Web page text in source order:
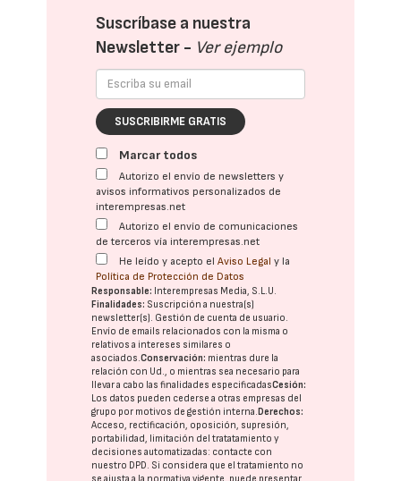
Suscríbase a nuestra
Newsletter - Ver ejemplo
SUSCRIBIRME GRATIS
Marcar todos
Autorizo el envío de newsletters y
avisos informativos personalizados de
interempresas.net
Autorizo el envío de comunicaciones
de terceros vía interempresas.net
He leído y acepto elAviso Legal y la
Política de Protección de Datos
Responsable: Interempresas Media, S.L.U.
Finalidades: Suscripción a nuestra(s)
newsletter(s). Gestión de cuenta de usuario.
Envío de emails relacionados con la misma o
relativos a intereses similares o
asociados.Conservación: mientras dure la
relación con Ud., o mientras sea necesario para
llevar a cabo las finalidades especificadasCesión:
Los datos pueden cederse a otras empresas del
grupo por motivos de gestión interna.Derechos:
Acceso, rectificación, oposición, supresión,
portabilidad, limitación del tratatamiento y
decisiones automatizadas: contacte con
nuestro DPD. Si considera que el tratamiento no
se ajusta a la normativa vigente, puede presentar